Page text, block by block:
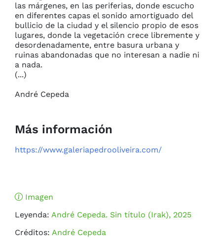
las márgenes, en las periferias, donde escucho
en diferentes capas el sonido amortiguado del
bullicio de la ciudad y el silencio propio de esos
lugares, donde la vegetación crece libremente y
desordenadamente, entre basura urbana y
ruinas abandonadas que no interesan a nadie ni
a nada.
(...)
André Cepeda
Más información
https://www.galeriapedrooliveira.com/
Imagen
Leyenda: André Cepeda. Sin título (Irak), 2025
Créditos: André Cepeda